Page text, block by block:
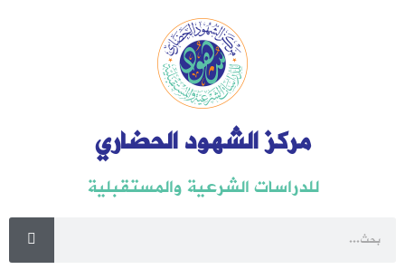
مركز الشهود الحضاري
للدراسات الشرعية والمستقبلية